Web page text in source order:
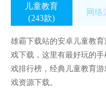
儿童教育
(243款)
网络
雄霸下载站的安卓儿童教
戏下载，这里有最好玩的
戏排行榜，经典儿童教育
戏资源下载。